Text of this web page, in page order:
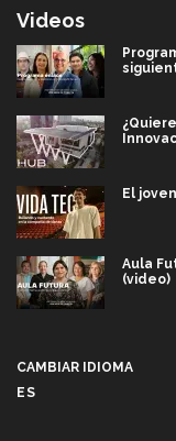
Videos
El
Aula
(video)
CAMBIAR IDIOMA
ES